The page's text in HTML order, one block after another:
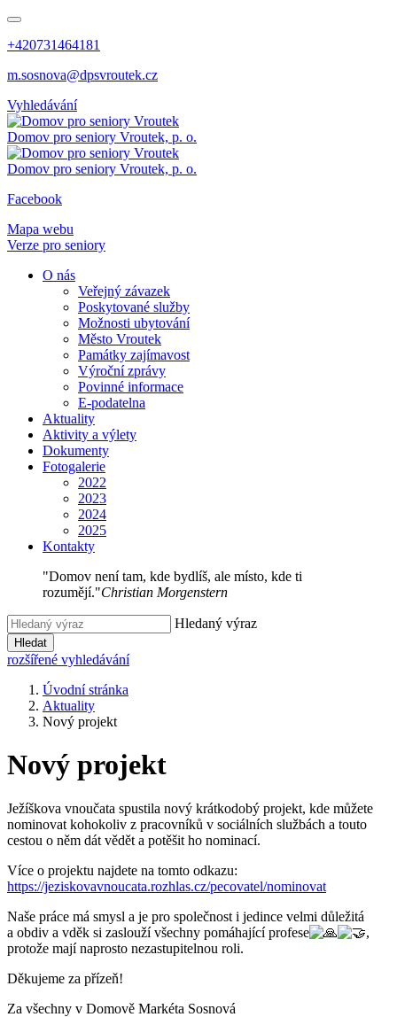
+420731464181
m.sosnova@dpsvroutek.cz
Vyhledávání
Domov pro seniory Vroutek, p. o.
Domov pro seniory Vroutek, p. o.
Facebook
Mapa webu
Verze pro seniory
O nás
Veřejný závazek
Poskytované služby
Možnosti ubytování
Město Vroutek
Památky zajímavost
Výroční zprávy
Povinné informace
E-podatelna
Aktuality
Aktivity a výlety
Dokumenty
Fotogalerie
2022
2023
2024
2025
Kontakty
"Domov není tam, kde bydlíš, ale místo, kde ti
rozumějí."Christian Morgenstern
Hledaný výraz
Hledat
rozšířené vyhledávání
Úvodní stránka
Aktuality
Nový projekt
Nový projekt
Ježíškova vnoučata spustila nový krátkodobý projekt, kde můžete
nominovat kohokoliv z pracovníků v sociálních službách a touto
cestou o něm dát vědět a potěšit ho nominací.
Více o projektu najdete na tomto odkazu:
https://jeziskovavnoucata.rozhlas.cz/pecovatel/nominovat
Naše práce má smysl a je pro společnost i jedince velmi důležitá
a obdiv a vděk si zaslouží všechny pomáhající profese
,
protože mají naprosto nezastupitelnou roli.
Děkujeme za přízeň!
Za všechny v Domově Markéta Sosnová